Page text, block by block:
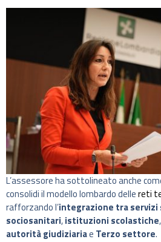
L’assessore ha sottolineato anche
consolidi il modello lombardo dellereti
rafforzando l’integrazione tra servizi
sociosanitari,istituzioni scolastiche,
autorità giudiziariae Terzo settore.